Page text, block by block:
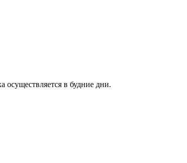
осуществляется в будние дни.